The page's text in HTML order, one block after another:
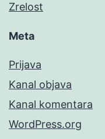
Zrelost
Meta
Prijava
Kanal objava
Kanal komentara
WordPress.org